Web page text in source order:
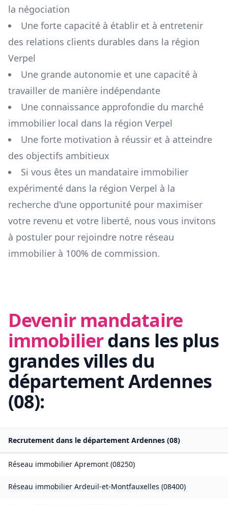
la négociation
Une forte capacité à établir et à entretenir
des relations clients durables dans la région
Verpel
Une grande autonomie et une capacité à
travailler de manière indépendante
Une connaissance approfondie du marché
immobilier local dans la région Verpel
Une forte motivation à réussir et à atteindre
des objectifs ambitieux
Si vous êtes un mandataire immobilier
expérimenté dans la région Verpel à la
recherche d'une opportunité pour maximiser
votre revenu et votre liberté, nous vous invitons
à postuler pour rejoindre notre réseau
immobilier à 100% de commission.
Devenir mandataire
immobilierdans les plus
grandes villes du
départementArdennes
(08):
Recrutement dans le département Ardennes (08)
Réseau immobilier Apremont (08250)
Réseau immobilier Ardeuil-et-Montfauxelles (08400)